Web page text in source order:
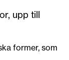
upp till
former, som